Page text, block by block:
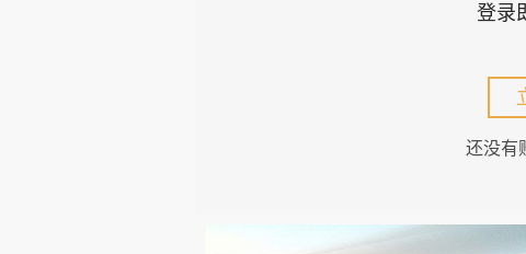
数据来源：马上赢品类洞察看板（三
从本季度调味品各类目销售额占比来
调料、复合调味料、中式调味酱占比在
登录
还没有